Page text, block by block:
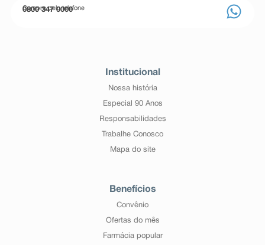
Compre pelo telefone
0800 347 0000
Institucional
Nossa história
Especial 90 Anos
Responsabilidades
Trabalhe Conosco
Mapa do site
Benefícios
Convênio
Ofertas do mês
Farmácia popular